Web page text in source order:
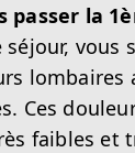
passer la
vous
lombaires
Ces
faibles et